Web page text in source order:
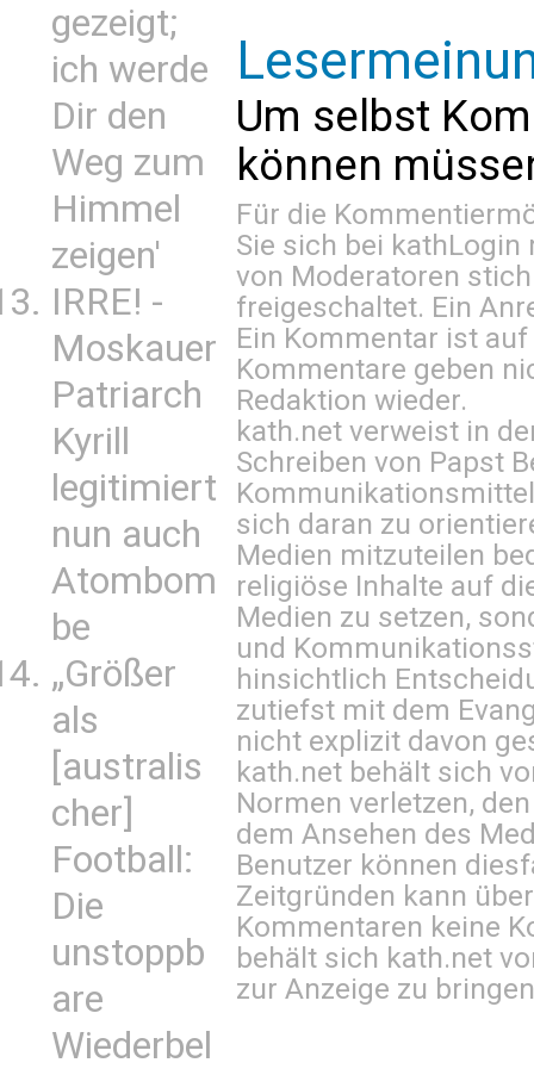
gezeigt;
ich werde
Dir den
Weg zum
Himmel
zeigen'
IRRE! -
Moskauer
Patriarch
Kyrill
legitimiert
nun auch
Atombom
be
„Größer
als
[australis
cher]
Football:
Die
unstoppb
are
Wiederbel
Um selbst
können
Für die
Sie sich bei kathLogin
von Moderatoren
freigeschaltet. Ein
Ein Kommentar ist
Kommentare geben
Redaktion wieder.
kath.net verweist in
Schreiben von Papst
sich daran zu
Medien mitzuteilen
religiöse Inhalte auf
Medien zu setzen,
und
hinsichtlich
zutiefst mit dem
nicht explizit davon
kath.net behält sich
Normen verletzen,
dem Ansehen des
Benutzer können
Zeitgründen kann
Kommentaren keine
behält sich kath.net
zur Anzeige zu